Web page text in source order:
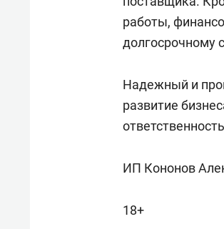
работы,
долгосрочному
Надежный и
развитие
ИП Кононов
18+